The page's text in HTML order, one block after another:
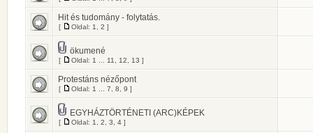
Hit és tudomány - folytatás.
[ Oldal: 1 2 ]
ökumené
[ Oldal: 1 11 12 13 ]
Protestáns nézőpont
[ Oldal: 1 7 8 9 ]
EGYHÁZTÖRTÉNETI (ARC)KÉPEK
[ Oldal: 1 2 3 4 ]